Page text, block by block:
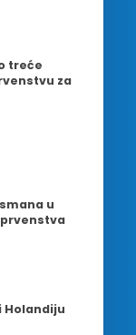
treće
za
u
Holandiju